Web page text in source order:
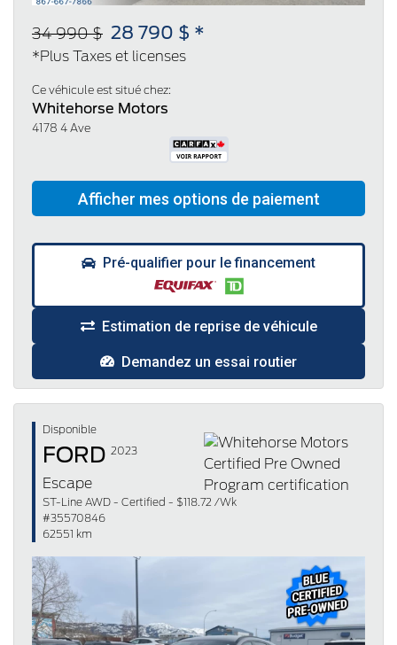
34 990 $ 28 790 $ *
*Plus Taxes et licenses
Ce véhicule est situé chez:
Whitehorse Motors
4178 4 Ave
Pré-qualifier pour le financement
Estimation de reprise de véhicule
Demandez un essai routier
Disponible
FORD 2023
Escape
ST-Line AWD - Certified - $118.72 /Wk
#35570846
62551 km